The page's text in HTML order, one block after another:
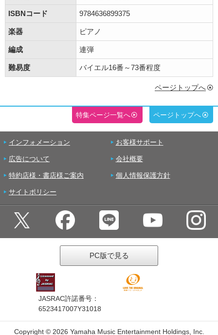
ISBNコード 9784636899375
楽器 ピアノ
編成 連弾
難易度 バイエル16番～73番程度
ページトップへ
特集ページ一覧へ ページトップへ
インフォメーション お客様サポート
広告について 会社概要
特約店様・書店様ご案内 個人情報保護方針
サイトポリシー
PC版で見る
JASRAC許諾番号：
6523417007Y31018
Copyright © 2026 Yamaha Music Entertainment Holdings, Inc.